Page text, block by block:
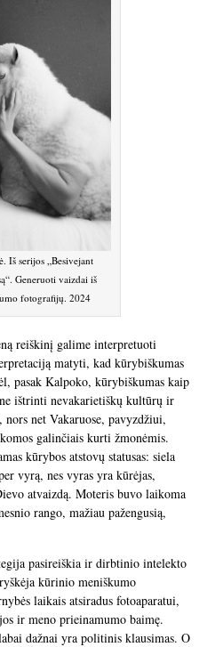
Iš serijos „Besivejant
Generuoti vaizdai iš
fotografijų. 2024
reiškinį galime interpretuoti
matyti, kad kūrybiškumas
pasak Kalpoko, kūrybiškumas kaip
ištrinti nevakarietiškų kultūrų ir
net Vakaruose, pavyzdžiui,
galinčiais kurti žmonėmis.
kūrybos atstovų statusas: siela
vyrą, nes vyras yra kūrėjas,
atvaizdą. Moteris buvo laikoma
rango, mažiau pažengusią,
pasireiškia ir dirbtinio intelekto
kūrinio meniškumo
laikais atsiradus fotoaparatui,
ir meno prieinamumo baimę.
dažnai yra politinis klausimas. O